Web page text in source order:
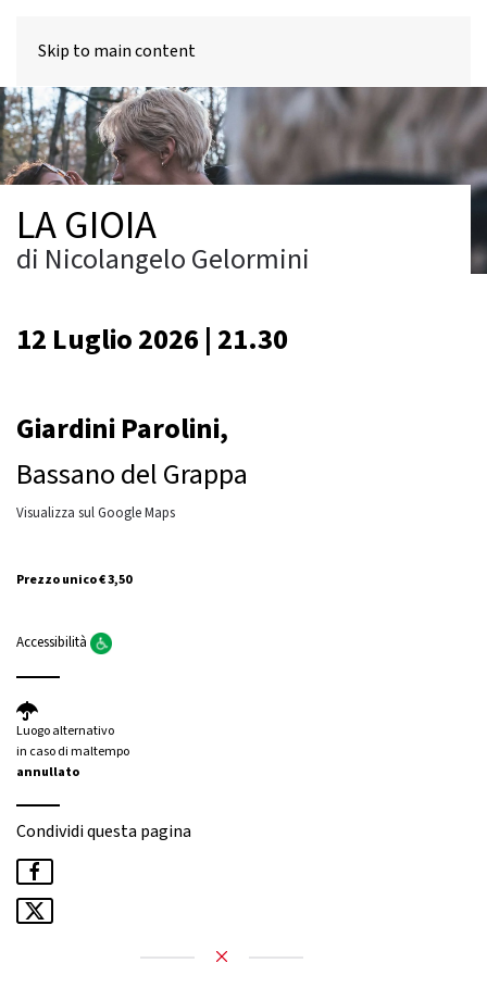
Skip to main content
LA GIOIA
di Nicolangelo Gelormini
12 Luglio 2026 | 21.30
Giardini Parolini,
Bassano del Grappa
Visualizza sul Google Maps
Prezzo unico € 3,50
Accessibilità
Luogo alternativo
in caso di maltempo
annullato
Condividi questa pagina